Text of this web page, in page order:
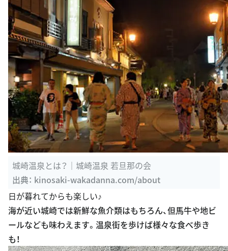
城崎温泉とは？｜城崎温泉 若旦那の会
出典： kinosaki-wakadanna.com/about
日が暮れてからも楽しい♪
海が近い城崎では新鮮な魚介類はもちろん、但馬牛や地ビ
ールなども味わえます。温泉街を歩けば様々な食べ歩き
も！